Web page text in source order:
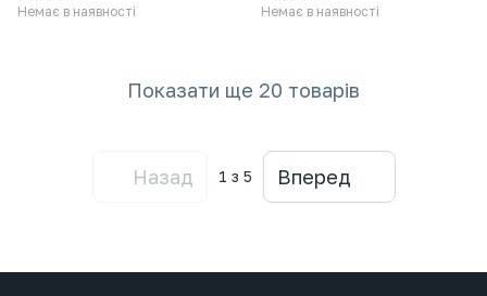
Немає в наявності Немає в наявності
Показати ще 20 товарів
Назад 1 з 5 Вперед